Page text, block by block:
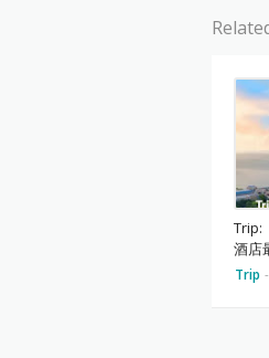
Trip:
酒店
Trip -